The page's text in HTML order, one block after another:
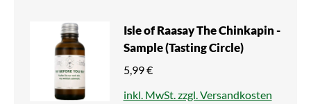
Isle of Raasay The Chinkapin -
Sample (Tasting Circle)
5,99 €
inkl. MwSt. zzgl. Versandkosten